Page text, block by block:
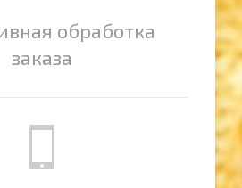
обработка
заказа